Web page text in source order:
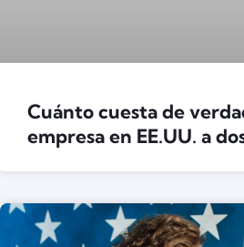
Cuánto cuesta de
empresa en EE.UU. a